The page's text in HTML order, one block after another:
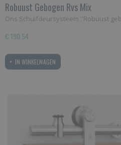
Robuust Gebogen Rvs Mix
Ons Schuifdeursysteem ''Robuust
€ 190,54
IN WINKELWAGEN